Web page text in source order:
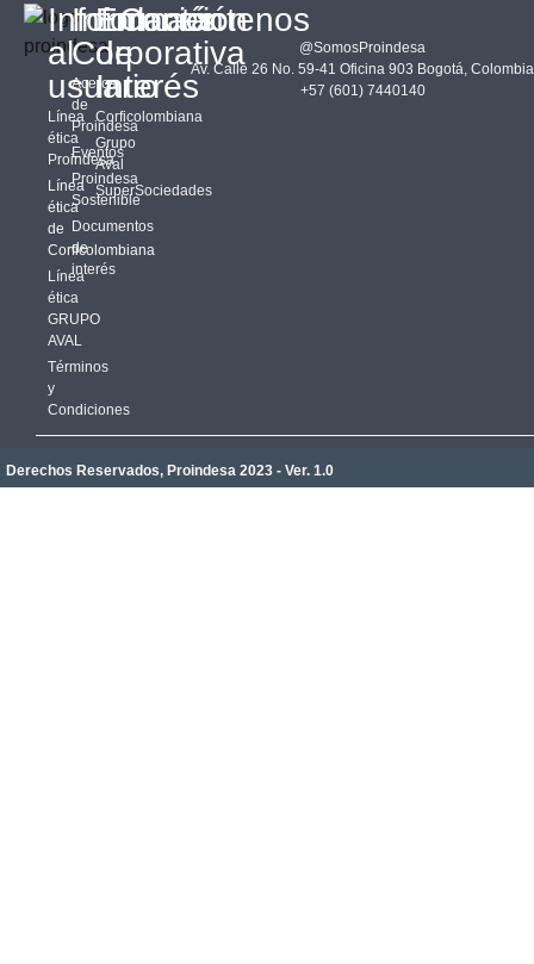
Información
al
usuario
Línea
ética
Proindesa
Línea
ética
de
Corficolombiana
Línea
ética
GRUPO
AVAL
Términos
y
Condiciones
Información
Corporativa
Acerca
de
Proindesa
Eventos
Proindesa
Sostenible
Documentos
de
interés
Enlaces
de
Interés
Corficolombiana
Grupo
Aval
SuperSociedades
Contáctenos
@SomosProindesa
Av. Calle 26 No. 59-41 Oficina 903 Bogotá, Colombia
+57 (601) 7440140
Derechos Reservados, Proindesa 2023 - Ver. 1.0